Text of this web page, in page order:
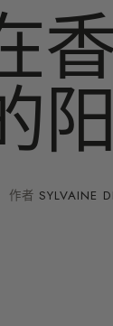
作者 SYLVAINE